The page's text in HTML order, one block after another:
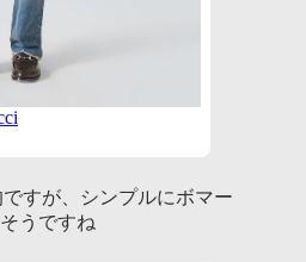
すが、シンプルにボマー
うですね